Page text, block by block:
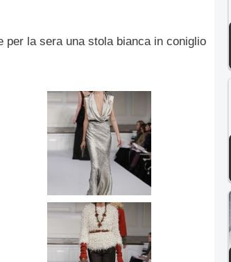
per la sera una stola bianca in coniglio